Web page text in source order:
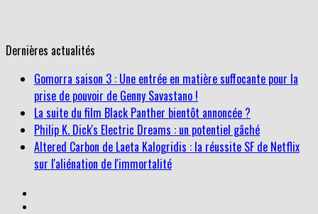
Dernières actualités
Gomorra saison 3 : Une entrée en matière suffocante pour la
prise de pouvoir de Genny Savastano !
La suite du film Black Panther bientôt annoncée ?
Philip K. Dick's Electric Dreams : un potentiel gâché
Altered Carbon de Laeta Kalogridis : la réussite SF de Netflix
sur l'aliénation de l'immortalité